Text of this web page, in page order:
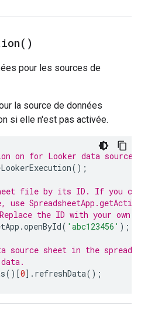
)
pour les sources de
la source de données
si elle n'est pas activée.
on for Looker data
();
file by its ID. If you
the ID with your own.
.openById( 'abc123456' );
sheet in the
()[0]. refreshData();